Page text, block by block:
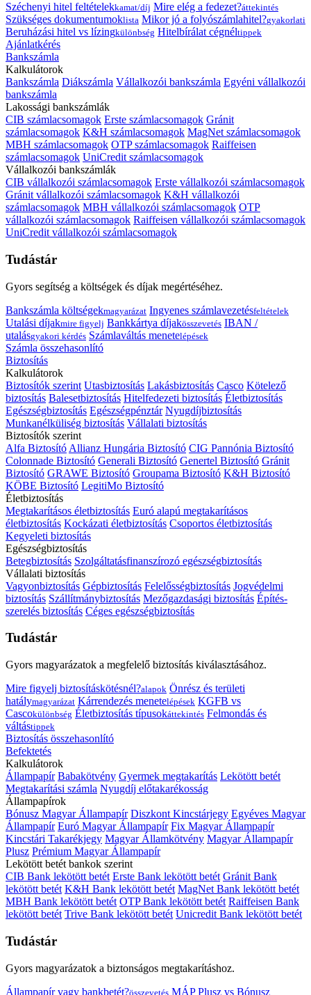
Széchenyi hitel feltételekkamat/díj Mire elég a fedezet?áttekintés
Szükséges dokumentumoklista Mikor jó a folyószámlahitel?gyakorlati
Beruházási hitel vs lízingkülönbség Hitelbírálat cégnéltippek
Ajánlatkérés
Bankszámla
Kalkulátorok
Bankszámla Diákszámla Vállalkozói bankszámla Egyéni vállalkozói
bankszámla
Lakossági bankszámlák
CIB számlacsomagok Erste számlacsomagok Gránit
számlacsomagok K&H számlacsomagok MagNet számlacsomagok
MBH számlacsomagok OTP számlacsomagok Raiffeisen
számlacsomagok UniCredit számlacsomagok
Vállalkozói bankszámlák
CIB vállalkozói számlacsomagok Erste vállalkozói számlacsomagok
Gránit vállalkozói számlacsomagok K&H vállalkozói
számlacsomagok MBH vállalkozói számlacsomagok OTP
vállalkozói számlacsomagok Raiffeisen vállalkozói számlacsomagok
UniCredit vállalkozói számlacsomagok
Tudástár
Gyors segítség a költségek és díjak megértéséhez.
Bankszámla költségekmagyarázat Ingyenes számlavezetésfeltételek
Utalási díjakmire figyelj Bankkártya díjakösszevetés IBAN /
utalásgyakori kérdés Számlaváltás menetelépések
Számla összehasonlító
Biztosítás
Kalkulátorok
Biztosítók szerint Utasbiztosítás Lakásbiztosítás Casco Kötelező
biztosítás Balesetbiztosítás Hitelfedezeti biztosítás Életbiztosítás
Egészségbiztosítás Egészségpénztár Nyugdíjbiztosítás
Munkanélküliség biztosítás Vállalati biztosítás
Biztosítók szerint
Alfa Biztosító Allianz Hungária Biztosító CIG Pannónia Biztosító
Colonnade Biztosító Generali Biztosító Genertel Biztosító Gránit
Biztosító GRAWE Biztosító Groupama Biztosító K&H Biztosító
KÖBE Biztosító LegitiMo Biztosító
Életbiztosítás
Megtakarításos életbiztosítás Euró alapú megtakarításos
életbiztosítás Kockázati életbiztosítás Csoportos életbiztosítás
Kegyeleti biztosítás
Egészségbiztosítás
Betegbiztosítás Szolgáltatásfinanszírozó egészségbiztosítás
Vállalati biztosítás
Vagyonbiztosítás Gépbiztosítás Felelősségbiztosítás Jogvédelmi
biztosítás Szállítmánybiztosítás Mezőgazdasági biztosítás Építés-
szerelés biztosítás Céges egészségbiztosítás
Tudástár
Gyors magyarázatok a megfelelő biztosítás kiválasztásához.
Mire figyelj biztosításkötésnél?alapok Önrész és területi
hatálymagyarázat Kárrendezés menetelépések KGFB vs
Cascokülönbség Életbiztosítás típusokáttekintés Felmondás és
váltástippek
Biztosítás összehasonlító
Befektetés
Kalkulátorok
Állampapír Babakötvény Gyermek megtakarítás Lekötött betét
Megtakarítási számla Nyugdíj előtakarékosság
Állampapírok
Bónusz Magyar Állampapír Diszkont Kincstárjegy Egyéves Magyar
Állampapír Euró Magyar Állampapír Fix Magyar Állampapír
Kincstári Takarékjegy Magyar Államkötvény Magyar Állampapír
Plusz Prémium Magyar Állampapír
Lekötött betét bankok szerint
CIB Bank lekötött betét Erste Bank lekötött betét Gránit Bank
lekötött betét K&H Bank lekötött betét MagNet Bank lekötött betét
MBH Bank lekötött betét OTP Bank lekötött betét Raiffeisen Bank
lekötött betét Trive Bank lekötött betét Unicredit Bank lekötött betét
Tudástár
Gyors magyarázatok a biztonságos megtakarításhoz.
Állampapír vagy bankbetét?összevetés MÁP Plusz vs Bónusz